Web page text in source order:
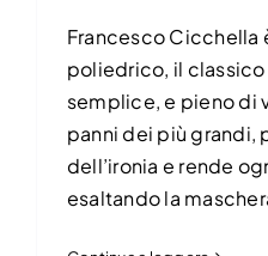
Francesco Cicchella
poliedrico, il classico
semplice, e pieno di
panni dei più grandi,
dell’ironia e rende
esaltando la